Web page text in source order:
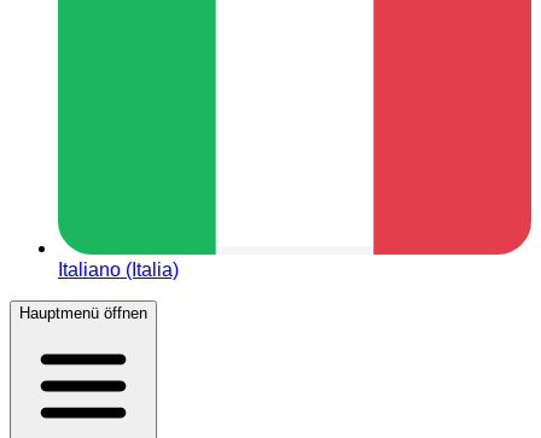
Italiano (Italia)
Hauptmenü öffnen